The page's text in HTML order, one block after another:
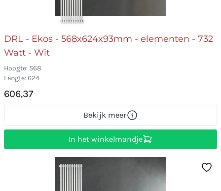
DRL - Ekos - 568x624x93mm - elementen - 732
Watt - Wit
Hoogte: 568
Lengte: 624
606,37
Bekijk meer
In het winkelmandje